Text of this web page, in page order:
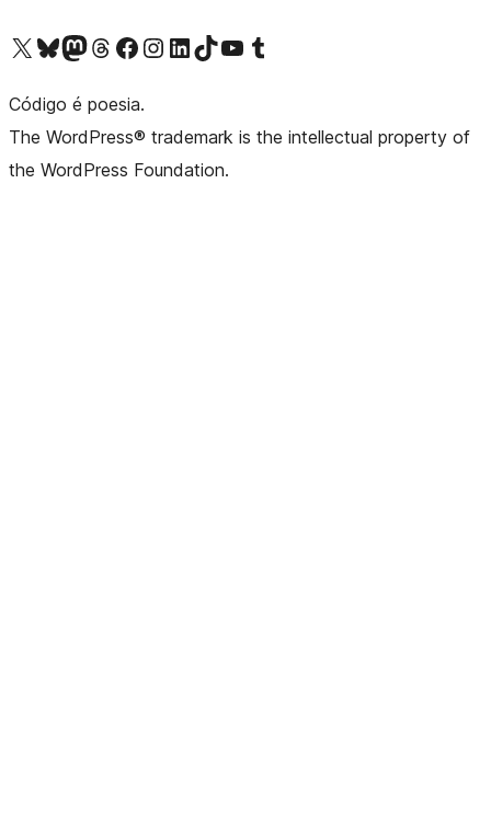
Acessar nossa conta do X (antigo Twitter)
Acessar nossa conta do Bluesky
Acessar nossa conta do Mastodon
Acessar nossa conta do Threads
Acessar nossa página do Facebook
Acessar nossa conta do Instagram
Acessar nossa conta do LinkedIn
Acessar nossa conta do TikTok
Acessar nosso canal do YouTube
Acessar nossa conta no Tumblr
Código é poesia.
The WordPress® trademark is the intellectual property of
the WordPress Foundation.